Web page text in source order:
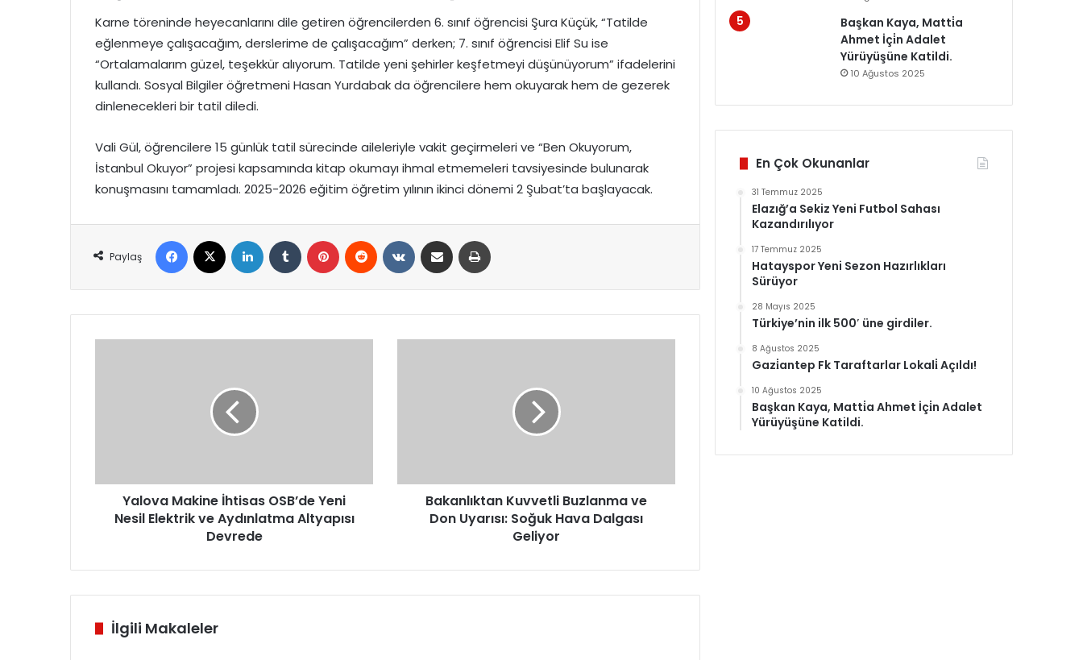
Karne töreninde heyecanlarını dile getiren öğrencilerden 6. sınıf öğrencisi Şura Küçük, “Tatilde
eğlenmeye çalışacağım, derslerime de çalışacağım” derken; 7. sınıf öğrencisi Elif Su ise
“Ortalamalarım güzel, teşekkür alıyorum. Tatilde yeni şehirler keşfetmeyi düşünüyorum” ifadelerini
kullandı. Sosyal Bilgiler öğretmeni Hasan Yurdabak da öğrencilere hem okuyarak hem de gezerek
dinlenecekleri bir tatil diledi.
Vali Gül, öğrencilere 15 günlük tatil sürecinde aileleriyle vakit geçirmeleri ve “Ben Okuyorum,
İstanbul Okuyor” projesi kapsamında kitap okumayı ihmal etmemeleri tavsiyesinde bulunarak
konuşmasını tamamladı. 2025-2026 eğitim öğretim yılının ikinci dönemi 2 Şubat’ta başlayacak.
Paylaş
Facebook LinkedIn Tumblr Pinterest Reddit VKontakteE-Posta ile paylaş
Aydınlatma
Altyapısı
Devrede
Yalova Makine İhtisas OSB’de Yeni
Nesil Elektrik ve Aydınlatma Altyapısı
Devrede
Dalgası
GeliyorBakanlıktan Kuvvetli Buzlanma ve
Don Uyarısı: Soğuk Hava Dalgası
Geliyor
İlgili Makaleler
Başkan Kaya, Matti̇a
Ahmet İçi̇n Adalet
Yürüyüşüne Katildi.
10 Ağustos 2025
En Çok Okunanlar
31 Temmuz 2025
Elazığ’a Sekiz Yeni Futbol Sahası
Kazandırılıyor
17 Temmuz 2025
Hatayspor Yeni Sezon Hazırlıkları
Sürüyor
28 Mayıs 2025
Türkiye’nin ilk 500′ üne girdiler.
8 Ağustos 2025
Gazi̇antep Fk Taraftarlar Lokali̇ Açıldı!
10 Ağustos 2025
Başkan Kaya, Matti̇a Ahmet İçi̇n Adalet
Yürüyüşüne Katildi.